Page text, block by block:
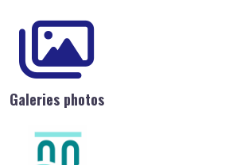
Galeries photos